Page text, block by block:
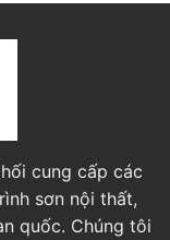
cung cấp các
sơn nội thất,
quốc. Chúng tôi